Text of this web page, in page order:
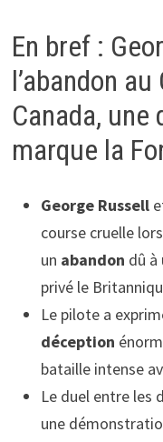
En bref :
l’abandon
Canada, une
marque la
George Russell
course cruelle
un abandon dû à
privé le
Le pilote a
déception
bataille intense
Le duel entre les
une